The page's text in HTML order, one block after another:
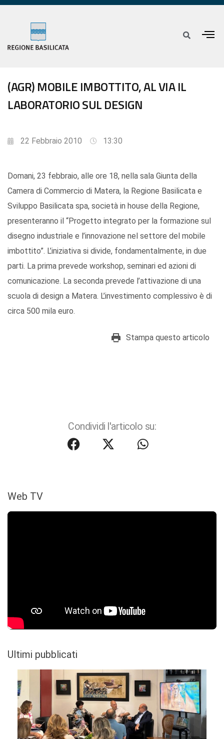
(AGR) MOBILE IMBOTTITO, AL VIA IL
LABORATORIO SUL DESIGN
22 Febbraio 2010 13:30
Domani, 23 febbraio, alle ore 18, nella sala Giunta della
Camera di Commercio di Matera, la Regione Basilicata e
Sviluppo Basilicata spa, società in house della Regione,
presenteranno il “Progetto integrato per la formazione sul
disegno industriale e l’innovazione nel settore del mobile
imbottito”. L’iniziativa si divide, fondamentalmente, in due
parti. La prima prevede workshop, seminari ed azioni di
comunicazione. La seconda prevede l’attivazione di una
scuola di design a Matera. L’investimento complessivo è di
circa 500 mila euro.
Stampa questo articolo
Condividi l'articolo su:
Web TV
Ultimi pubblicati